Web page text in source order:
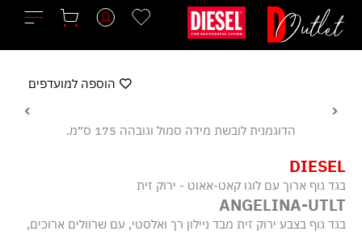
לתוכן
DIESEL
בגד גוף ארוך עם לוגו קאט-אאוט - ירוק זית
ANGELINA-UTLT
בגד גוף בצבע ירוק זית מבד ניילון רך ואלסטי, עם שרוולים ארוכים,
הוספה למועדפים
הדוגמנית לובשת מידה סמול וגובהה 175 ס״מ.